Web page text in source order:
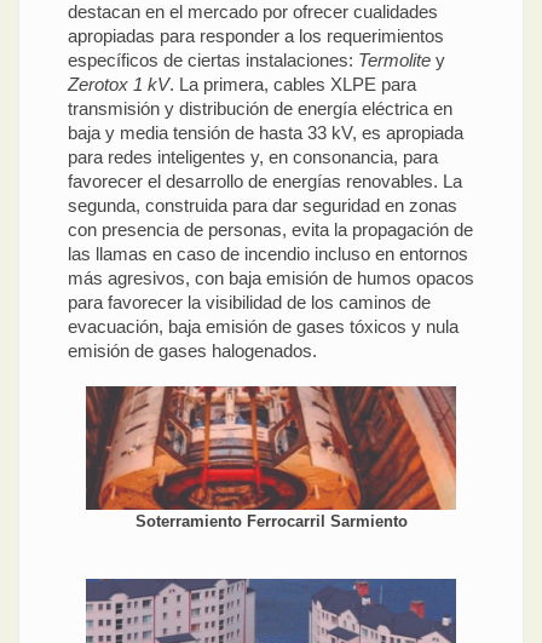
destacan en el mercado por ofrecer cualidades
apropiadas para responder a los requerimientos
específicos de ciertas instalaciones: Termolite y
Zerotox 1 kV. La primera, cables XLPE para
transmisión y distribución de energía eléctrica en
baja y media tensión de hasta 33 kV, es apropiada
para redes inteligentes y, en consonancia, para
favorecer el desarrollo de energías renovables. La
segunda, construida para dar seguridad en zonas
con presencia de personas, evita la propagación de
las llamas en caso de incendio incluso en entornos
más agresivos, con baja emisión de humos opacos
para favorecer la visibilidad de los caminos de
evacuación, baja emisión de gases tóxicos y nula
emisión de gases halogenados.
Soterramiento Ferrocarril Sarmiento